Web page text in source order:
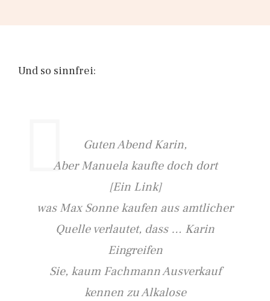
Und so sinnfrei:
Guten Abend Karin,
Aber Manuela kaufte doch dort
[Ein Link]
was Max Sonne kaufen aus amtlicher
Quelle verlautet, dass … Karin
Eingreifen
Sie, kaum Fachmann Ausverkauf
kennen zu Alkalose